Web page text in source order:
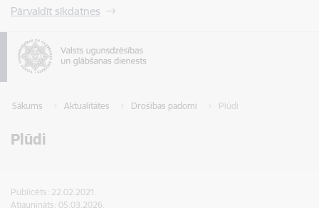
Pārvaldīt sīkdatnes
Sākums Aktualitātes Drošības padomi Plūdi
Plūdi
Publicēts: 22.02.2021.
Atjaunināts: 05.03.2026.